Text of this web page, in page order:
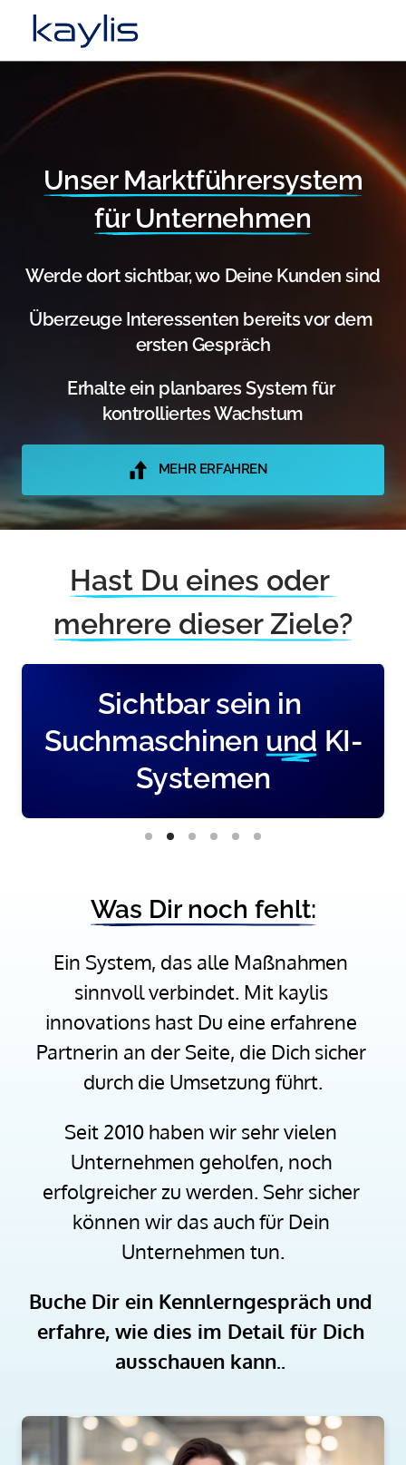
Unser Marktführersystem
für Unternehmen
Werde dort sichtbar, wo Deine Kunden sind
Überzeuge Interessenten bereits vor dem
ersten Gespräch
Erhalte ein planbares System für
kontrolliertes Wachstum
MEHR ERFAHREN
Hast Du eines
oder
mehrere dieser Ziele?
Sichtbar sein in
Suchmaschinen und KI-
Systemen
Was Dir noch fehlt:
Ein System, das alle Maßnahmen
sinnvoll verbindet. Mit kaylis
innovations hast Du eine erfahrene
Partnerin an der Seite, die Dich sicher
durch die Umsetzung führt.
Seit 2010 haben wir sehr vielen
Unternehmen geholfen, noch
erfolgreicher zu werden. Sehr sicher
können wir das auch für Dein
Unternehmen tun.
Buche Dir ein Kennlerngespräch und
erfahre, wie dies im Detail für Dich
ausschauen kann..